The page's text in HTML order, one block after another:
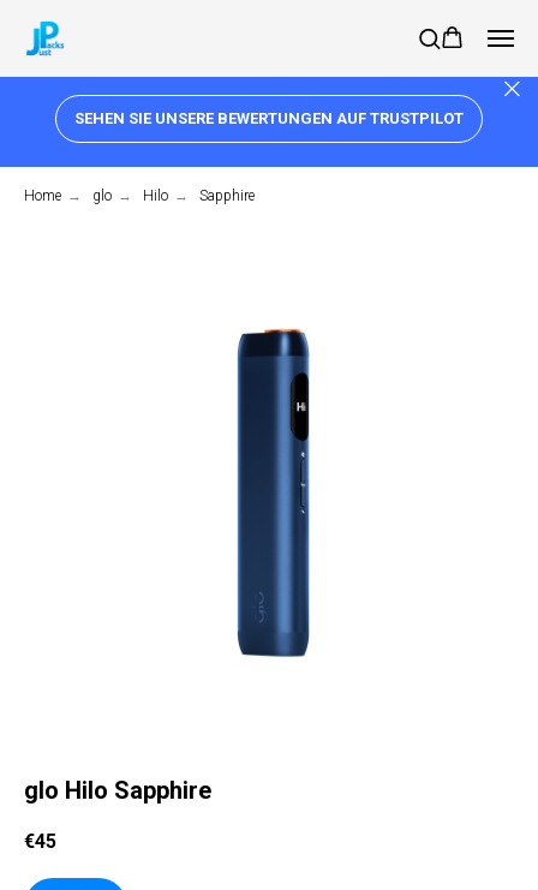
SEHEN SIE UNSERE BEWERTUNGEN AUF TRUSTPILOT
Home → glo → Hilo → Sapphire
glo Hilo Sapphire
€45